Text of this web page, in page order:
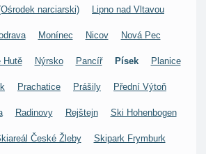
narciarski) Lipno nad Vltavou
Monínec Nicov Nová Pec
Hutě Nýrsko Pancíř Písek Planice
Prachatice Prášily Přední Výtoň
Radinovy Rejštejn Ski Hohenbogen
České Žleby Skipark Frymburk